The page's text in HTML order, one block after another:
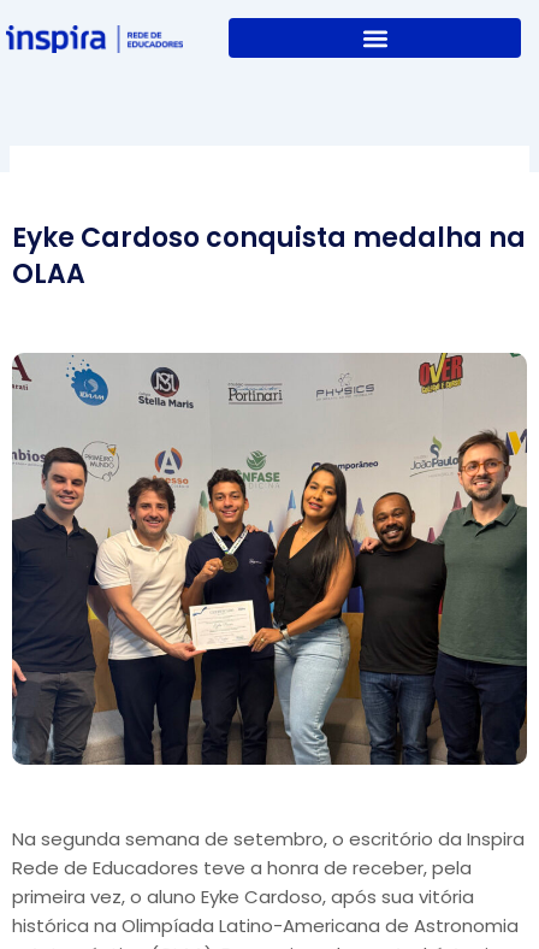
to
Eyke Cardoso conquista medalha na
OLAA
Na segunda semana de setembro, o escritório da Inspira
Rede de Educadores teve a honra de receber, pela
primeira vez, o aluno Eyke Cardoso, após sua vitória
histórica na Olimpíada Latino-Americana de Astronomia